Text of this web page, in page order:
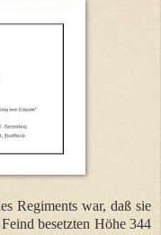
Regiments war, daß sie
besetzten Höhe 344